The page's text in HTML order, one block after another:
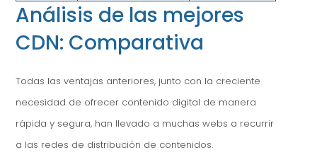
Análisis de las mejores
CDN: Comparativa
Todas las ventajas anteriores, junto con la creciente
necesidad de ofrecer contenido digital de manera
rápida y segura, han llevado a muchas webs a recurrir
a las redes de distribución de contenidos.